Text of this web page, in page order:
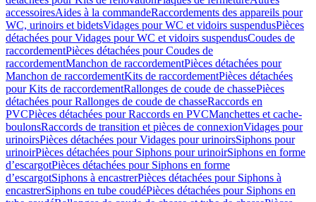
accessoiresAides à la commandeRaccordements des appareils pour
WC, urinoirs et bidetsVidages pour WC et vidoirs suspendusPièces
détachées pour Vidages pour WC et vidoirs suspendusCoudes de
raccordementPièces détachées pour Coudes de
raccordementManchon de raccordementPièces détachées pour
Manchon de raccordementKits de raccordementPièces détachées
pour Kits de raccordementRallonges de coude de chassePièces
détachées pour Rallonges de coude de chasseRaccords en
PVCPièces détachées pour Raccords en PVCManchettes et cache-
boulonsRaccords de transition et pièces de connexionVidages pour
urinoirsPièces détachées pour Vidages pour urinoirsSiphons pour
urinoirPièces détachées pour Siphons pour urinoirSiphons en forme
d’escargotPièces détachées pour Siphons en forme
d’escargotSiphons à encastrerPièces détachées pour Siphons à
encastrerSiphons en tube coudéPièces détachées pour Siphons en